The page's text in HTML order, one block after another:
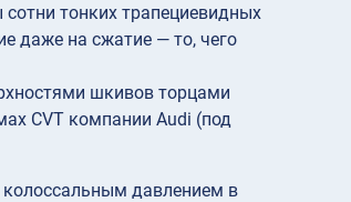
тонких трапециевидных
даже на сжатие — то, чего
шкивов торцами
CVT компании Audi (под
колоссальным давлением в